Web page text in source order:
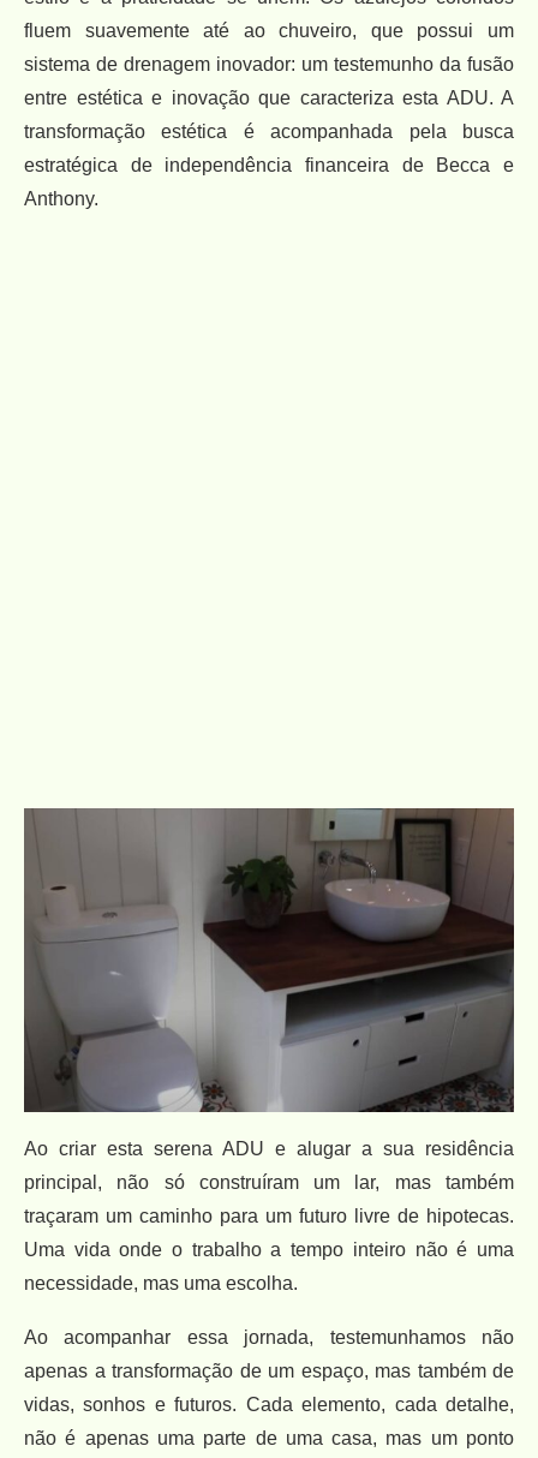
fluem suavemente até ao chuveiro, que possui um
sistema de drenagem inovador: um testemunho da fusão
entre estética e inovação que caracteriza esta ADU. A
transformação estética é acompanhada pela busca
estratégica de independência financeira de Becca e
Anthony.
Ao criar esta serena ADU e alugar a sua residência
principal, não só construíram um lar, mas também
traçaram um caminho para um futuro livre de hipotecas.
Uma vida onde o trabalho a tempo inteiro não é uma
necessidade, mas uma escolha.
Ao acompanhar essa jornada, testemunhamos não
apenas a transformação de um espaço, mas também de
vidas, sonhos e futuros. Cada elemento, cada detalhe,
não é apenas uma parte de uma casa, mas um ponto